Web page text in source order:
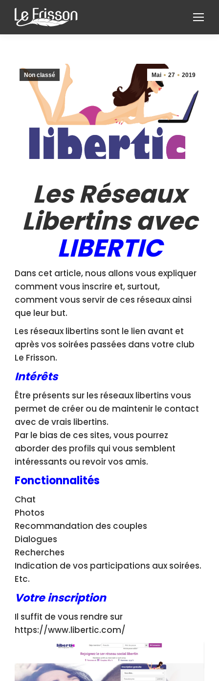
Mai 27 2019
Non classé
Les Réseaux
Libertins avec
LIBERTIC
Dans cet article, nous allons vous expliquer
comment vous inscrire et, surtout,
comment vous servir de ces réseaux ainsi
que leur but.
Les réseaux libertins sont le lien avant et
après vos soirées passées dans votre club
Le Frisson.
Intérêts
Être présents sur les réseaux libertins vous
permet de créer ou de maintenir le contact
avec de vrais libertins.
Par le bias de ces sites, vous pourrez
aborder des profils qui vous semblent
intéressants ou revoir vos amis.
Fonctionnalités
Chat
Photos
Recommandation des couples
Dialogues
Recherches
Indication de vos participations aux soirées.
Etc.
Votre inscription
Il suffit de vous rendre sur
https://www.libertic.com/